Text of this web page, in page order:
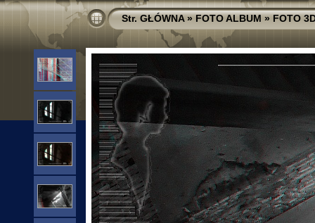
Str. GŁÓWNA»FOTO ALBUM»FOTO